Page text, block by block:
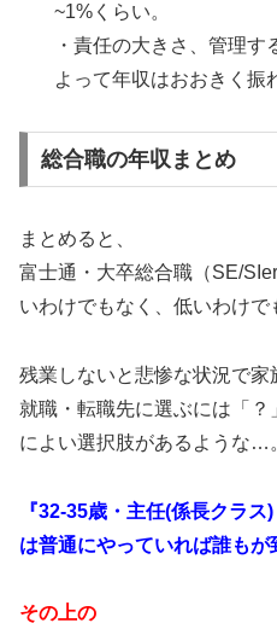
~1%くらい。
・責任の大きさ、管理
よって年収はおおきく振
総合職の年収まとめ
まとめると、
富士通・大卒総合職（SE/
いわけでもなく、低いわけで
残業しないと悲惨な状況で家
就職・転職先に選ぶには「
によい選択肢があるような…
『32-35歳・主任(係長クラス
は普通にやっていれば誰もが
その上の